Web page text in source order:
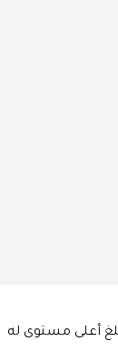
بلغ أعلى مستوى له